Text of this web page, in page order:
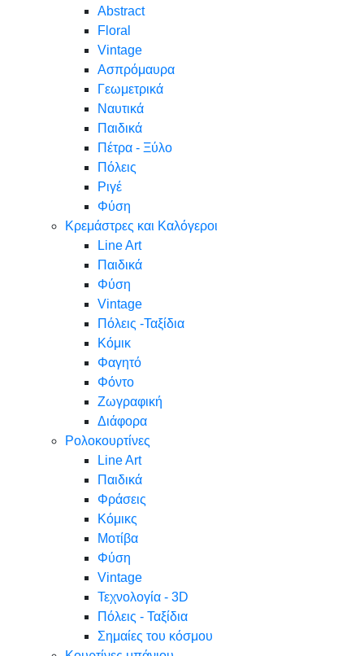
Abstract
Floral
Vintage
Ασπρόμαυρα
Γεωμετρικά
Ναυτικά
Παιδικά
Πέτρα - Ξύλο
Πόλεις
Ριγέ
Φύση
Κρεμάστρες και Καλόγεροι
Line Art
Παιδικά
Φύση
Vintage
Πόλεις -Ταξίδια
Κόμικ
Φαγητό
Φόντο
Ζωγραφική
Διάφορα
Ρολοκουρτίνες
Line Art
Παιδικά
Φράσεις
Κόμικς
Μοτίβα
Φύση
Vintage
Τεχνολογία - 3D
Πόλεις - Ταξίδια
Σημαίες του κόσμου